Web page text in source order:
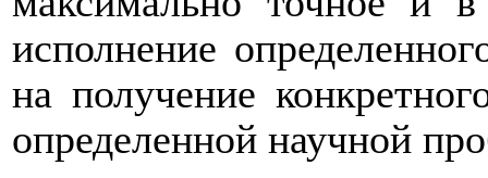
исполнение
на получение
определенной научной